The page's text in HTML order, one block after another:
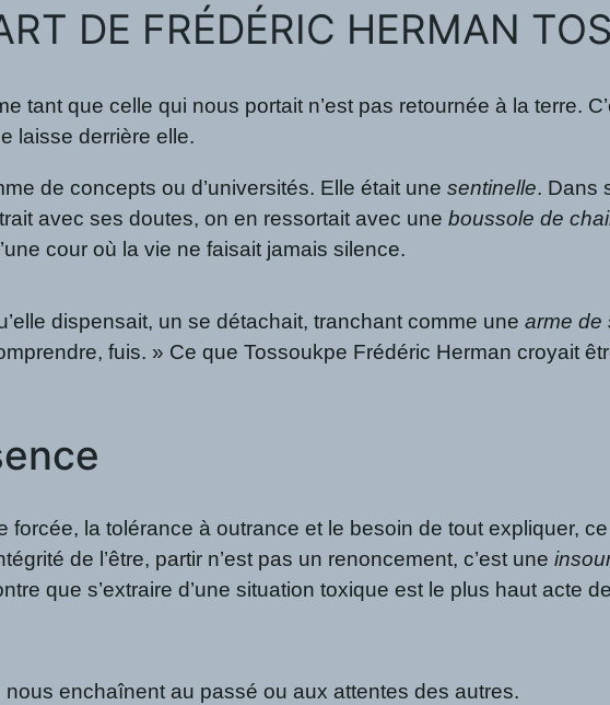
DE FRÉDÉRIC HERMAN
tant que celle qui nous portait n’est pas retournée à la terre.
laisse derrière elle.
de concepts ou d’universités. Elle était unesentinelle. Dans
avec ses doutes, on en ressortait avec uneboussole de
cour où la vie ne faisait jamais silence.
dispensait, un se détachait, tranchant comme unearme de
fuis. » Ce que Tossoukpe Frédéric Herman croyait
forcée, la tolérance à outrance et le besoin de tout expliquer,
de l’être, partir n’est pas un renoncement, c’est une
que s’extraire d’une situation toxique est le plus haut acte
nous enchaînent au passé ou aux attentes des autres.